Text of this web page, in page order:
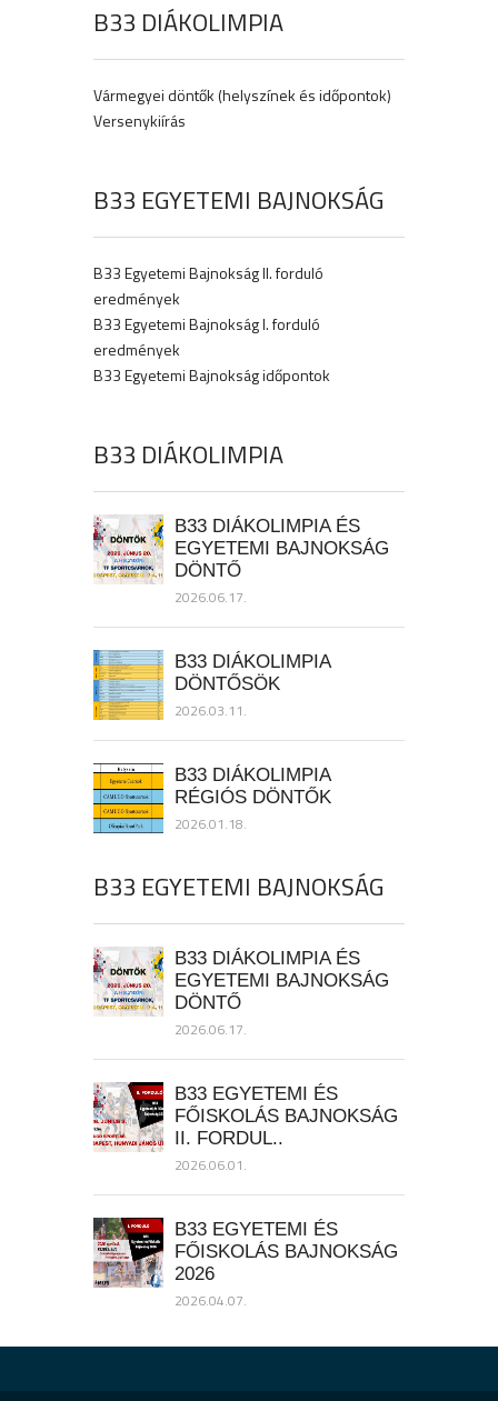
B33 DIÁKOLIMPIA
Vármegyei döntők (helyszínek és időpontok)
Versenykiírás
B33 EGYETEMI BAJNOKSÁG
B33 Egyetemi Bajnokság II. forduló
eredmények
B33 Egyetemi Bajnokság I. forduló
eredmények
B33 Egyetemi Bajnokság időpontok
B33 DIÁKOLIMPIA
B33 DIÁKOLIMPIA ÉS
EGYETEMI BAJNOKSÁG
DÖNTŐ
2026.06.17.
B33 DIÁKOLIMPIA
DÖNTŐSÖK
2026.03.11.
B33 DIÁKOLIMPIA
RÉGIÓS DÖNTŐK
2026.01.18.
B33 EGYETEMI BAJNOKSÁG
B33 DIÁKOLIMPIA ÉS
EGYETEMI BAJNOKSÁG
DÖNTŐ
2026.06.17.
B33 EGYETEMI ÉS
FŐISKOLÁS BAJNOKSÁG
II. FORDUL..
2026.06.01.
B33 EGYETEMI ÉS
FŐISKOLÁS BAJNOKSÁG
2026
2026.04.07.